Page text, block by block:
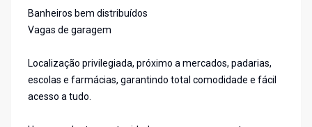
Banheiros bem distribuídos
Vagas de garagem
Localização privilegiada, próximo a mercados, padarias,
escolas e farmácias, garantindo total comodidade e fácil
acesso a tudo.